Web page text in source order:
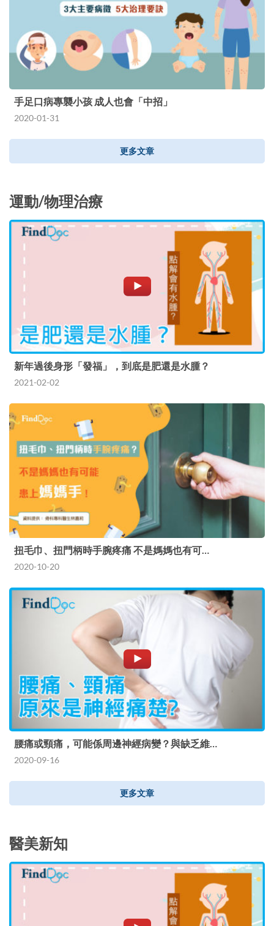
手足口病專襲小孩 成人也會「中招」
2020-01-31
更多文章
運動/物理治療
新年過後身形「發福」，到底是肥還是水腫？
2021-02-02
扭毛巾、扭門柄時手腕疼痛 不是媽媽也有可…
2020-10-20
腰痛或頸痛，可能係周邊神經病變？與缺乏維…
2020-09-16
更多文章
醫美新知